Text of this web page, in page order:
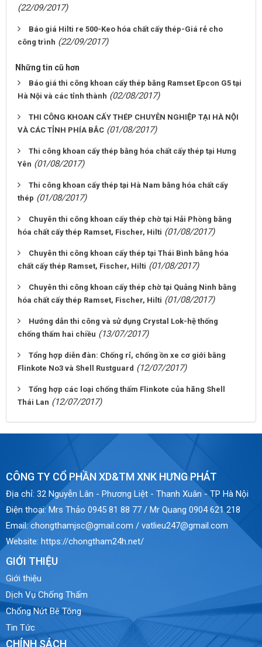
(22/09/2017)
Báo giá Hilti re 500-Keo hóa chất cấy thép-Giá rẻ cho
công trình (22/09/2017)
Những tin cũ hơn
Báo giá thi công khoan cấy thép bằng Ramset Epcon G5 tại
Hà Nội và các tỉnh thành (02/08/2017)
THI CÔNG KHOAN CẤY THÉP CHUYÊN NGHIỆP TẠI HÀ NỘI
VÀ CÁC TỈNH PHÍA BẮC (01/08/2017)
Thi công khoan cấy thép bằng hóa chất cấy thép tại Hưng
Yên (01/08/2017)
Thi công khoan cấy thép tại Hà Nam bằng hóa chất cấy
thép (01/08/2017)
Chuyên thi công khoan cấy thép chờ tại Hải Phòng bằng
hóa chất cấy thép Ramset, Fischer, Hilti (01/08/2017)
Chuyên thi công khoan cấy thép tại Thái Bình bằng hóa
chất cấy thép Ramset, Fischer, Hilti (01/08/2017)
Chuyên thi công khoan cấy thép chờ tại Quảng Ninh bằng
hóa chất cấy thép Ramset, Fischer, Hilti (01/08/2017)
Hướng dẫn thi công và sử dụng Crystal Lok-hệ thống
chống thấm hai chiều (13/07/2017)
Tổng hợp diễn đàn: Chống rỉ, chống ồn xe cơ giới bằng
Flinkote No3 và Shell Rustguard (12/07/2017)
Tổng hợp các loại chống thấm Flinkote của hãng Shell
Thái Lan (12/07/2017)
CÔNG TY CỔ PHẦN XD&TM XNK HƯNG PHÁT
Địa chỉ: 32 Nguyễn Lân - Phương Liệt - Thanh Xuân - TP Hà Nội
Điện thoại: Mrs Thảo 0945 81 88 77 / Mr Quang 0904 621 218
Email:chongthamjsc@gmail.com / vatlieu247@gmail.com
Website: https://chongtham24h.net/
GIỚI THIỆU
Giới thiệu
Dịch Vụ Chống Thấm
Chống Nứt Bê Tông
Tin Tức
CHÍNH SÁCH